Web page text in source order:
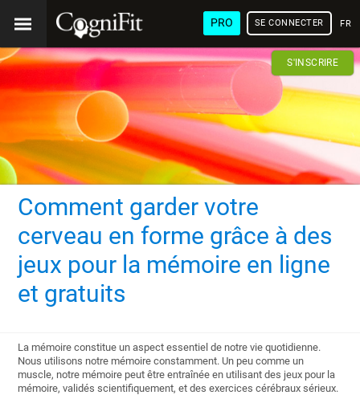
PRO SE CONNECTER
S'INSCRIRE
Comment garder votre
cerveau en forme grâce à des
jeux pour la mémoire en ligne
et gratuits
La mémoire constitue un aspect essentiel de notre vie quotidienne.
Nous utilisons notre mémoire constamment. Un peu comme un
muscle, notre mémoire peut être entraînée en utilisant des jeux pour la
mémoire, validés scientifiquement, et des exercices cérébraux sérieux.